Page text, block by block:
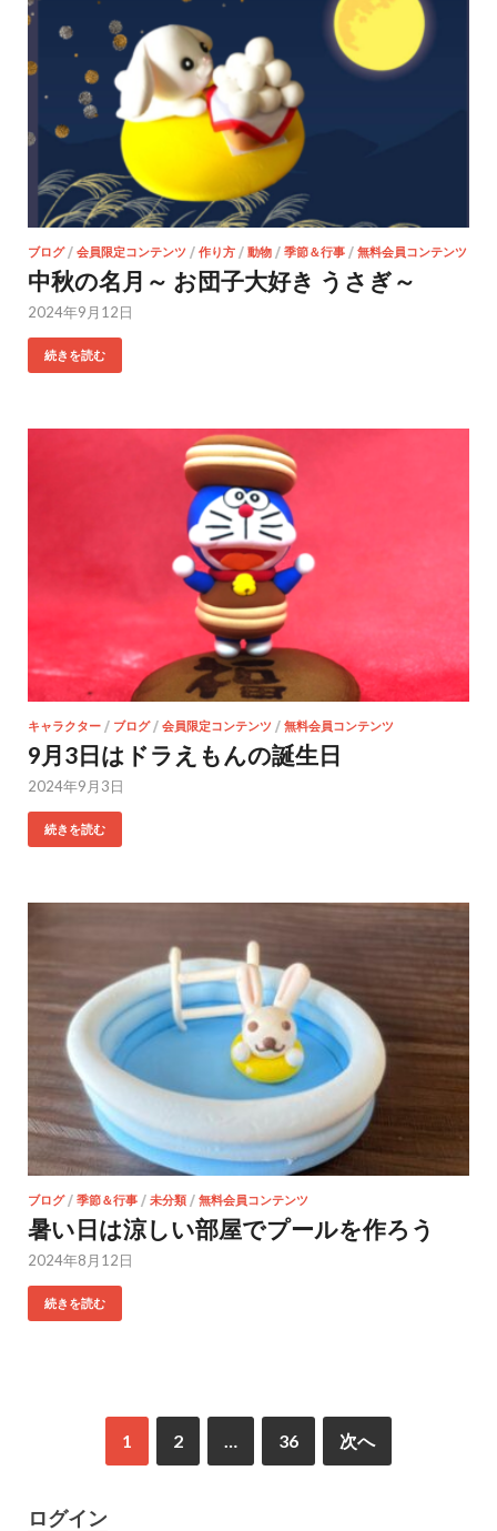
ブログ/ 会員限定コンテンツ / 作り方 / 動物 / 季節＆行事 / 無料会員コンテンツ
中秋の名月～ お団子大好き うさぎ～
2024年9月12日
続きを読む
キャラクター / ブログ/ 会員限定コンテンツ / 無料会員コンテンツ
9月3日はドラえもんの誕生日
2024年9月3日
続きを読む
ブログ/ 季節＆行事 / 未分類 / 無料会員コンテンツ
暑い日は涼しい部屋でプールを作ろう
2024年8月12日
続きを読む
1 2 … 36 次へ
ログイン